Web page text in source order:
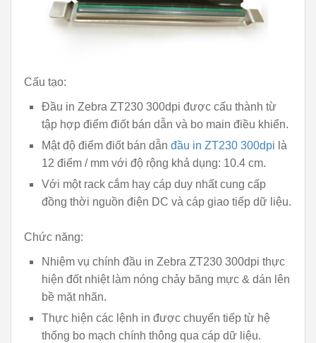
Cấu tạo:
Đầu in Zebra ZT230 300dpi được cấu thành từ
tập hợp điểm điốt bán dẫn và bo main điều khiển.
Mật độ điểm điốt bán dẫn đầu in ZT230 300dpi là
12 điểm / mm với độ rộng khả dụng: 10.4 cm.
Với một rack cắm hay cáp duy nhất cung cấp
đồng thời nguồn điện DC và cáp giao tiếp dữ liệu.
Chức năng:
Nhiệm vụ chính đầu in Zebra ZT230 300dpi thực
hiện đốt nhiệt làm nóng chảy băng mực & dán lên
bề mặt nhãn.
Thực hiện các lệnh in được chuyển tiếp từ hệ
thống bo mạch chính thông qua cáp dữ liệu.